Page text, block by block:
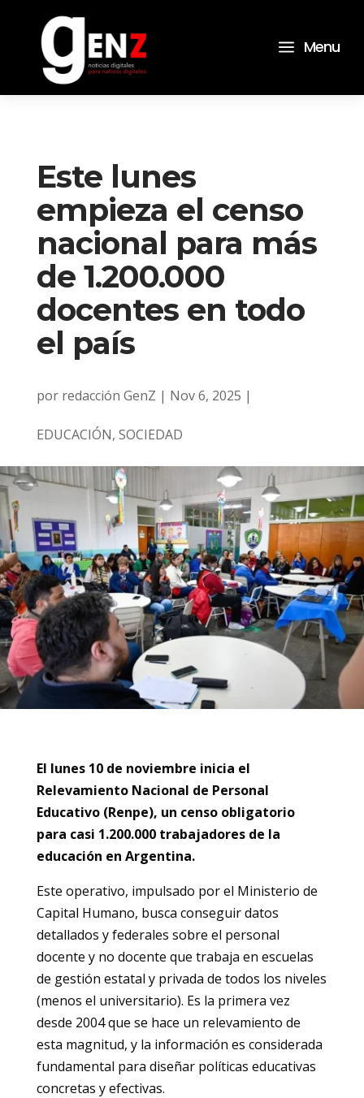
a Menu
Este lunes
empieza el censo
nacional para más
de 1.200.000
docentes en todo
el país
por redacción GenZ | Nov 6, 2025 |
EDUCACIÓN, SOCIEDAD
El lunes 10 de noviembre inicia el
Relevamiento Nacional de Personal
Educativo (Renpe), un censo obligatorio
para casi 1.200.000 trabajadores de la
educación en Argentina.
Este operativo, impulsado por el Ministerio de
Capital Humano, busca conseguir datos
detallados y federales sobre el personal
docente y no docente que trabaja en escuelas
de gestión estatal y privada de todos los niveles
(menos el universitario). Es la primera vez
desde 2004 que se hace un relevamiento de
esta magnitud, y la información es considerada
fundamental para diseñar políticas educativas
concretas y efectivas.